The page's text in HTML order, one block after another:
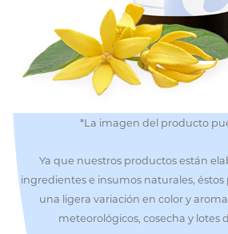
*La imagen del producto
Ya que nuestros productos están
ingredientes e insumos naturales,
una ligera variación en color y
meteorológicos, cosecha y lotes